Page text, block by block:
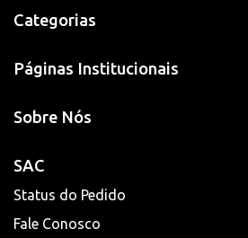
Categorias
Páginas Institucionais
Sobre Nós
SAC
Status do Pedido
Fale Conosco